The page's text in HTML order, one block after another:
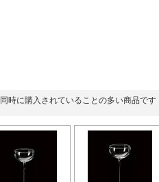
同時に購入されていることの多い商品です